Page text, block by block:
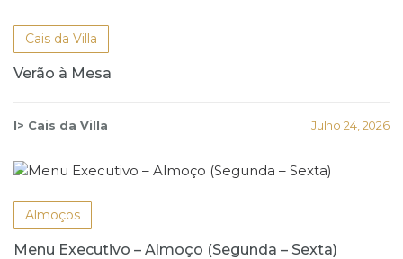
Cais da Villa
Verão à Mesa
l> Cais da Villa Julho 24, 2026
Almoços
Menu Executivo – Almoço (Segunda – Sexta)